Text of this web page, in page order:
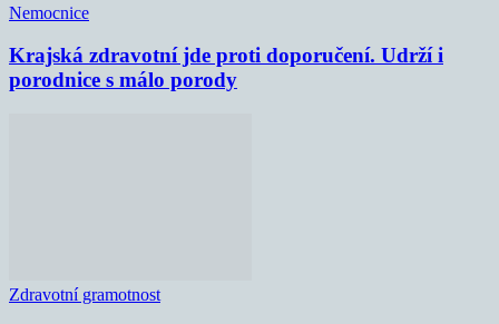
Nemocnice
Krajská zdravotní jde proti doporučení. Udrží i
porodnice s málo porody
Zdravotní gramotnost